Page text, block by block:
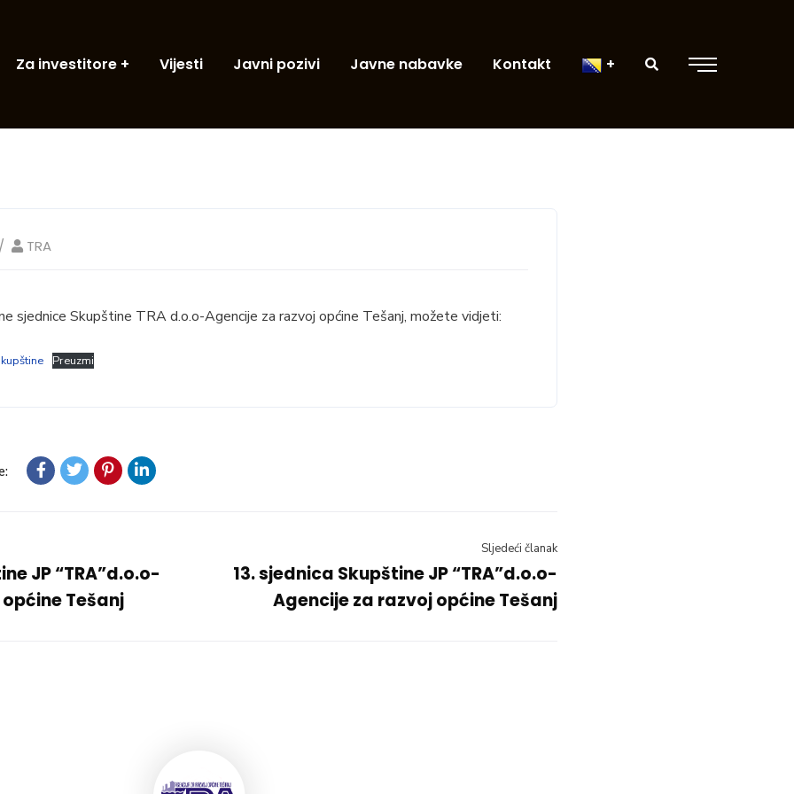
Za investitore Vijesti Javni pozivi Javne nabavke Kontakt
TRA
sjednice Skupštine TRA d.o.o-Agencije za razvoj općine Tešanj, možete vidjeti:
Preuzmi
JP “TRA”d.o.o-
Tešanj
Sljedeći članak
13. sjednica Skupštine JP “TRA”d.o.o-
Agencije za razvoj općine Tešanj